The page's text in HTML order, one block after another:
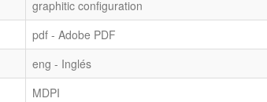
graphitic configuration
pdf - Adobe PDF
eng - Inglés
MDPI